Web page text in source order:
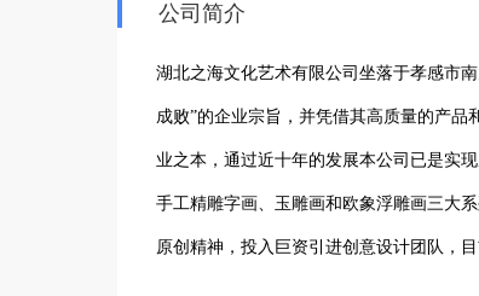
公司简介
湖北之海文化艺术有限公司坐落于孝感市
成败”的企业宗旨，并凭借其高质量的产
业之本，通过近十年的发展本公司已是实
手工精雕字画、玉雕画和欧象浮雕画三大
原创精神，投入巨资引进创意设计团队，
证。企业现拥有管理和技术各方面的高素